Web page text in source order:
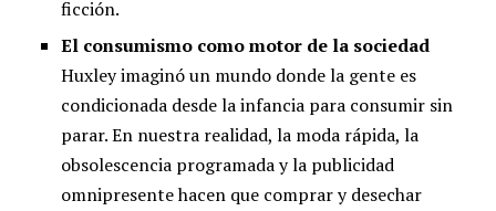
ficción.
El consumismo como motor de la sociedad
Huxley imaginó un mundo donde la gente es
condicionada desde la infancia para consumir sin
parar. En nuestra realidad, la moda rápida, la
obsolescencia programada y la publicidad
omnipresente hacen que comprar y desechar